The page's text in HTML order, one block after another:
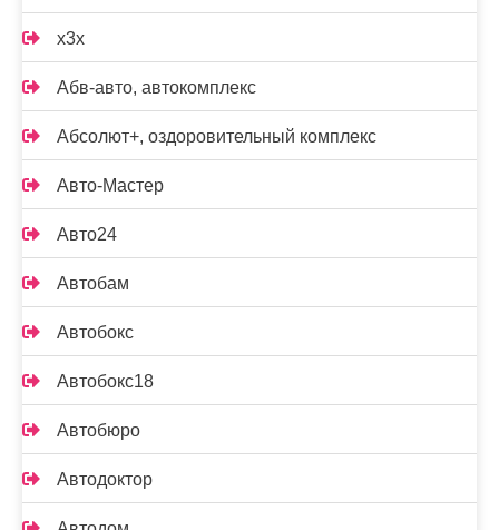
x3x
Абв-авто, автокомплекс
Абсолют+, оздоровительный комплекс
Авто-Мастер
Авто24
Автобам
Автобокс
Автобокс18
Автобюро
Автодоктор